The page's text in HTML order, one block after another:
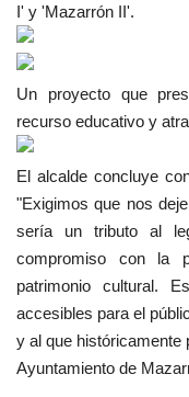
I' y 'Mazarrón II'.
Un proyecto que
recurso educativo y
El alcalde concluye
"Exigimos que nos
sería un tributo al
compromiso con la
patrimonio cultural.
accesibles para el
y al que históricamente
Ayuntamiento de